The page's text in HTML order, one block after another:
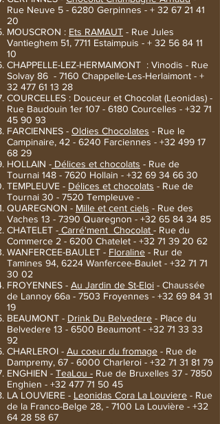
Rue Neuve 5 - 6280 Gerpinnes - + 32 67 21 41
20
MOUSCRON : Ets RAMAUT - Rue Jules
Vantieghem 51, 7711 Estaimpuis - + 32 56 84 11
10
CHAPPELLE-LEZ-HERMAIMONT : Vinodis - Rue
Solvay 86 - 7160 Chappelle-Les-Herlaimont - +
32 477 61 13 28
COURCELLES : Douceur et Chocolat (Leonidas) -
Rue Baudouin 1er 107 - 6180 Courcelles - +32 71
45 90 93
FARCIENNES - Oldies Chocolates - Rue le
Campinaire, 42 - 6240 Farciennes - +32 499 17
68 29
HOLLAIN - Délices et chocolats - Rue de
Tournai 148 - 7620 Hollain - +32 69 34 66 30
TEMPLEUVE - Délices et chocolats - Rue de
Tournai 30 - 7520 Templeuve -
QUAREGNON - Mille et cent ciels - Rue des
Vaches 13 - 7390 Quaregnon - +32 65 84 34 85
CHATELET - Carré'ment Chocolat - Rue du
Commerce 2 - 6200 Chatelet - +32 71 39 20 62
WANFERCEE-BAULET - Floraline - Rur de
Tamines 94, 6224 Wanfercee-Baulet - +32 71 71
30 02
FROYENNES - Au Jardin de St-Eloi - Chaussée
de Lannoy 66a - 7503 Froyennes - +32 69 84 31
19
BEAUMONT - Drink Du Belvedere - Place du
Belvedere 13 - 6500 Beaumont - +32 71 33 33
92
CHARLEROI - Au coeur du fromage - Rue de
Dampremy, 67 - 6000 Charleroi - +32 71 31 81 79
ENGHIEN - TeaLou - Rue de Bruxelles 37 - 7850
Enghien - +32 477 71 50 45
LA LOUVIERE - Leonidas Cora La Louviere - Rue
de la Franco-Belge 28, - 7100 La Louvière - +32
64 28 58 67